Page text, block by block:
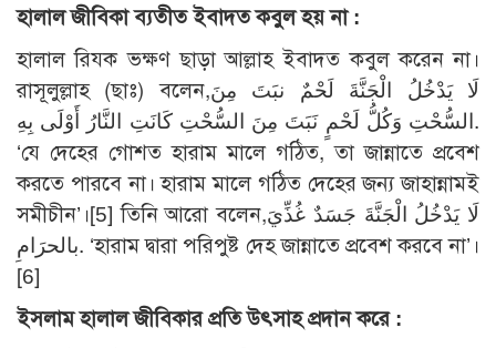
হালাল জীবিকা ব্যতীত ইবাদত কবুল হয় না :
হালাল রিযক ভক্ষণ ছাড়া আল্লাহ ইবাদত কবুল করেন না।
রাসূলুল্লাহ (ছাঃ) বলেন,لَا يَدْخُلُ الْجَنَّةَ لَحْمٌ نبَتَ مِنَ
السُّحْتِ وَكُلُّ لَحْمٍ نَبَتَ مِنَ السُّحْتِ كَانَتِ النَّارُ أَوْلَى بِهِ.
‘যে দেহের গোশত হারাম মালে গঠিত, তা জান্নাতে প্রবেশ
করতে পারবে না। হারাম মালে গঠিত দেহের জন্য জাহান্নামই
সমীচীন’।[5] তিনি আরো বলেন,لَا يَدْخُلُ الْجَنَّةَ جَسَدٌ غُذِّيَ
بالحرَامِ. ‘হারাম দ্বারা পরিপুষ্ট দেহ জান্নাতে প্রবেশ করবে না’।
[6]
ইসলাম হালাল জীবিকার প্রতি উৎসাহ প্রদান করে :